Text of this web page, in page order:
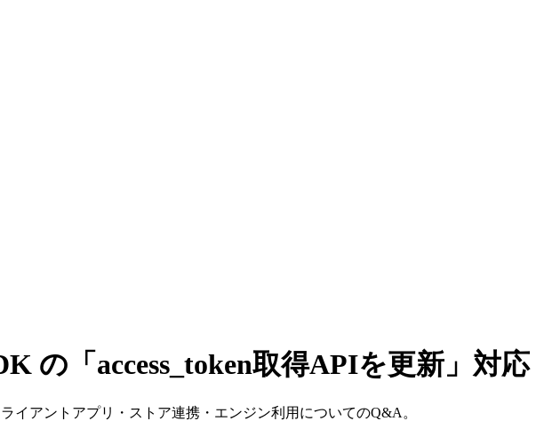
の「access_token取得APIを更新」対応
イアントアプリ・ストア連携・エンジン利用についてのQ&A。